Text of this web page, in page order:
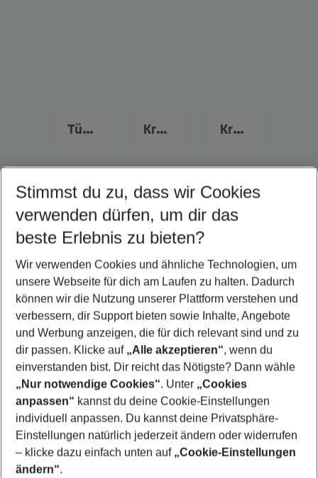
Türkei Urlaub Kroatien Urlaub Kreta Urlaub
Quicklinks
Familienurlaub Bulgarien
Frübucher Angebote Bulgarien für 2026
Flug & Hotel Bulgarien
Last Minute Bulgarien
Urlaub Bulgarien
Footer
Footer navigation
Über uns
AGB
Bestpreisgarantie
Stimmst du zu, dass wir Cookies
verwenden dürfen, um dir das
beste Erlebnis zu bieten?
Wir verwenden Cookies und ähnliche Technologien, um
unsere Webseite für dich am Laufen zu halten. Dadurch
können wir die Nutzung unserer Plattform verstehen und
verbessern, dir Support bieten sowie Inhalte, Angebote
und Werbung anzeigen, die für dich relevant sind und zu
dir passen. Klicke auf „Alle akzeptieren“, wenn du
einverstanden bist. Dir reicht das Nötigste? Dann wähle
„Nur notwendige Cookies“. Unter „Cookies
anpassen“ kannst du deine Cookie-Einstellungen
individuell anpassen. Du kannst deine Privatsphäre-
Einstellungen natürlich jederzeit ändern oder widerrufen
– klicke dazu einfach unten auf „Cookie-Einstellungen
ändern“.